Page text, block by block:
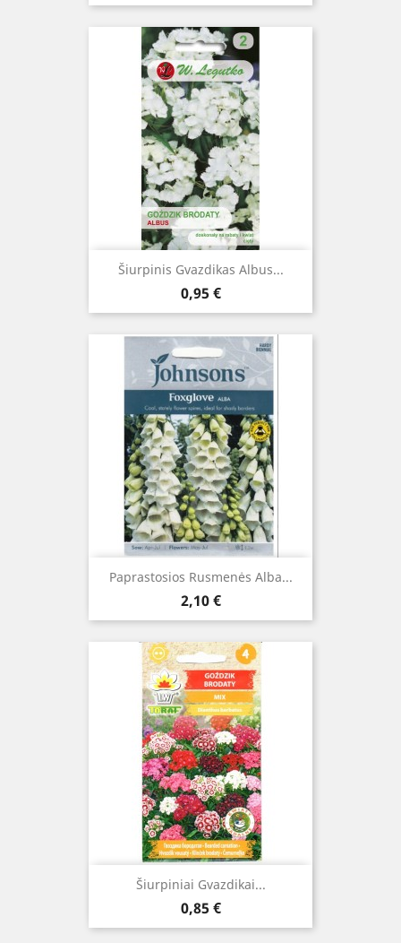
Šiurpinis Gvazdikas Albus...
Kaina
0,95 €
Paprastosios Rusmenės Alba...
Kaina
2,10 €
Šiurpiniai Gvazdikai...
Kaina
0,85 €